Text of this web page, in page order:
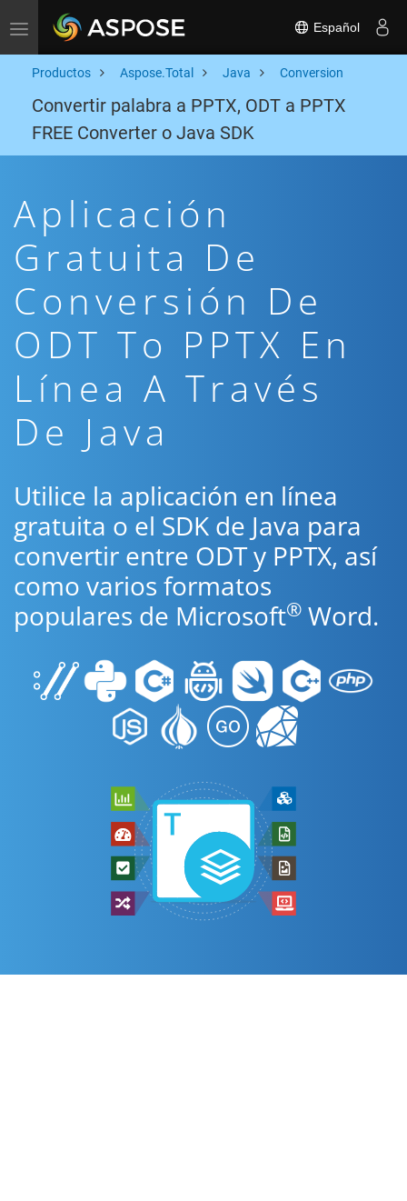
Toggle navigation Español
Productos Aspose.Total Java Conversion
Convertir palabra a PPTX, ODT a PPTX
FREE Converter o Java SDK
Aplicación
Gratuita De
Conversión De
ODT To PPTX En
Línea A Través
De Java
Utilice la aplicación en línea
gratuita o el SDK de Java para
convertir entre ODT y PPTX, así
como varios formatos
populares de Microsoft® Word.